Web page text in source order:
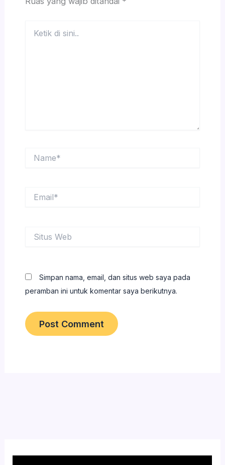
Web
Simpan nama, email, dan situs web saya pada
peramban ini untuk komentar saya berikutnya.